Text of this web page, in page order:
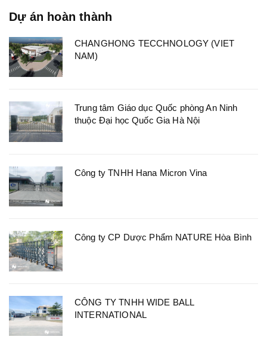
Dự án hoàn thành
CHANGHONG TECCHNOLOGY (VIET
NAM)
Trung tâm Giáo dục Quốc phòng An Ninh
thuộc Đại học Quốc Gia Hà Nội
Công ty TNHH Hana Micron Vina
Công ty CP Dược Phẩm NATURE Hòa Bình
CÔNG TY TNHH WIDE BALL
INTERNATIONAL